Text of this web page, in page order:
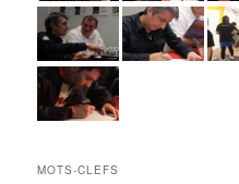
MOTS-CLEFS